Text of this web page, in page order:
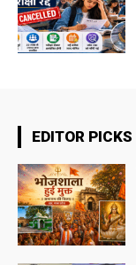
EDITOR PICKS